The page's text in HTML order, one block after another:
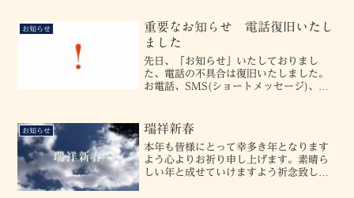
お知らせ
重要なお知らせ 電話復旧いたし
ました
先日、「お知らせ」いたしておりまし
た、電話の不具合は復旧いたしました。
お電話、SMS(ショートメッセージ)、と
申し訳ございませんでした。よろしくお
願い申し上げます。
お知らせ 瑞祥新春
本年も皆様にとって幸多き年となります
よう心よりお祈り申し上げます。素晴ら
しい年と成せていけますよう祈念致して